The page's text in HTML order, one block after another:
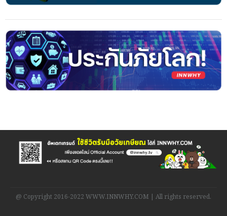
@ Copyright 2016-2022 WWW.INNWHY.COM | All rights reserved.